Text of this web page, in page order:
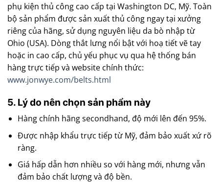
phụ kiện thủ công cao cấp tại Washington DC, Mỹ. Toàn
bộ sản phẩm được sản xuất thủ công ngay tại xưởng
riêng của hãng, sử dụng nguyên liệu da bò nhập từ
Ohio (USA). Dòng thắt lưng nổi bật với hoạ tiết vẽ tay
hoặc in cao cấp, chủ yếu phục vụ qua hệ thống bán
hàng trực tiếp và website chính thức:
www.jonwye.com/belts.html
5. Lý do nên chọn sản phẩm này
Hàng chính hãng secondhand, độ mới lên đến 95%.
Được nhập khẩu trực tiếp từ Mỹ, đảm bảo xuất xứ rõ
ràng.
Giá hấp dẫn hơn nhiều so với hàng mới, nhưng vẫn
đảm bảo chất lượng và độ bền.